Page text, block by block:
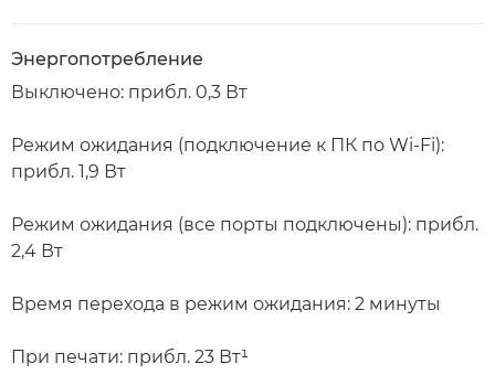
Энергопотребление
Выключено: прибл. 0,3 Вт
Режим ожидания (подключение к ПК по Wi-Fi):
прибл. 1,9 Вт
Режим ожидания (все порты подключены): прибл.
2,4 Вт
Время перехода в режим ожидания: 2 минуты
При печати: прибл. 23 Вт¹